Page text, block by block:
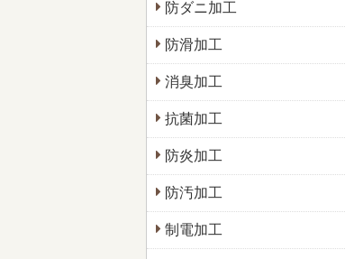
防ダニ加工
防滑加工
消臭加工
抗菌加工
防炎加工
防汚加工
制電加工